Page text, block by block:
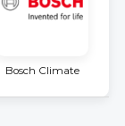
Bosch Climate